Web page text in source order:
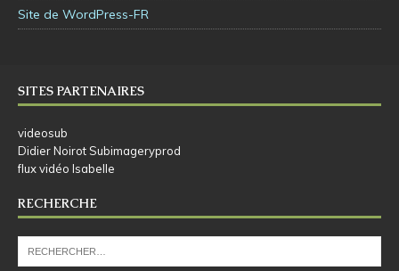
Site de WordPress-FR
SITES PARTENAIRES
videosub
Didier Noirot Subimageryprod
flux vidéo Isabelle
RECHERCHE